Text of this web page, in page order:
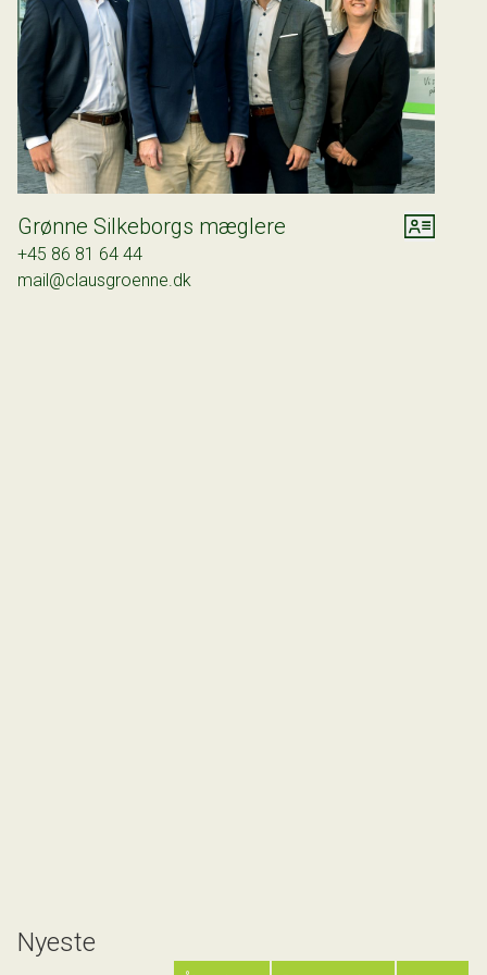
Grønne Silkeborgs mæglere
+45 86 81 64 44
mail@clausgroenne.dk
Nyeste